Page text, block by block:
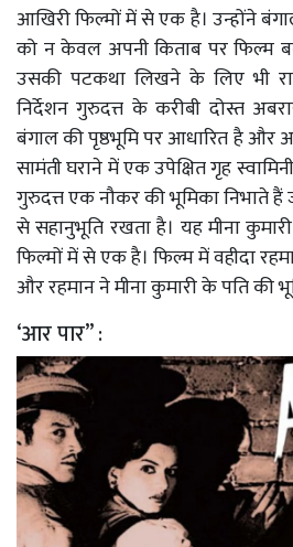
आखिरी फिल्मों में से एक है। उन्होंने
को न केवल अपनी किताब पर फिल्म
उसकी पटकथा लिखने के लिए भी
निर्देशन गुरुदत्त के करीबी दोस्त
बंगाल की पृष्ठभूमि पर आधारित है और
सामंती घराने में एक उपेक्षित गृह
गुरुदत्त एक नौकर की भूमिका निभाते
से सहानुभूति रखता है। यह मीना
फिल्मों में से एक है। फिल्म में वहीदा
और रहमान ने मीना कुमारी के पति की
‘आर पार’’ :